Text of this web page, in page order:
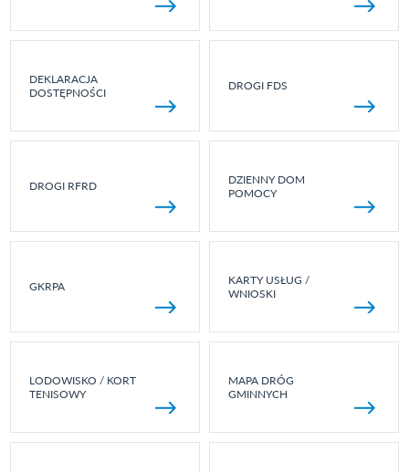
DEKLARACJA
DOSTĘPNOŚCI
DROGI FDS
DROGI RFRD
DZIENNY DOM
POMOCY
GKRPA
KARTY USŁUG /
WNIOSKI
LODOWISKO / KORT
TENISOWY
MAPA DRÓG
GMINNYCH